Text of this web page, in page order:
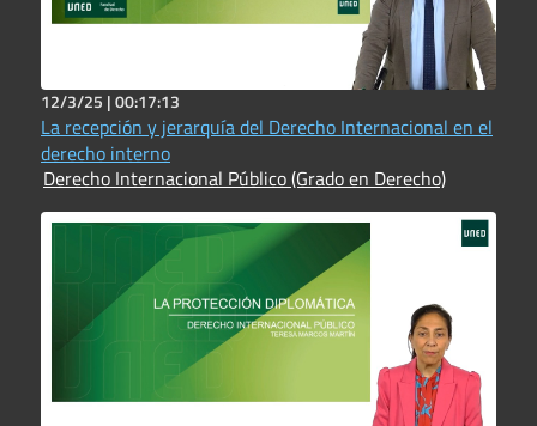
12/3/25 |00:17:13
La recepción y jerarquía del Derecho Internacional en el
derecho interno
Derecho Internacional Público (Grado en Derecho)